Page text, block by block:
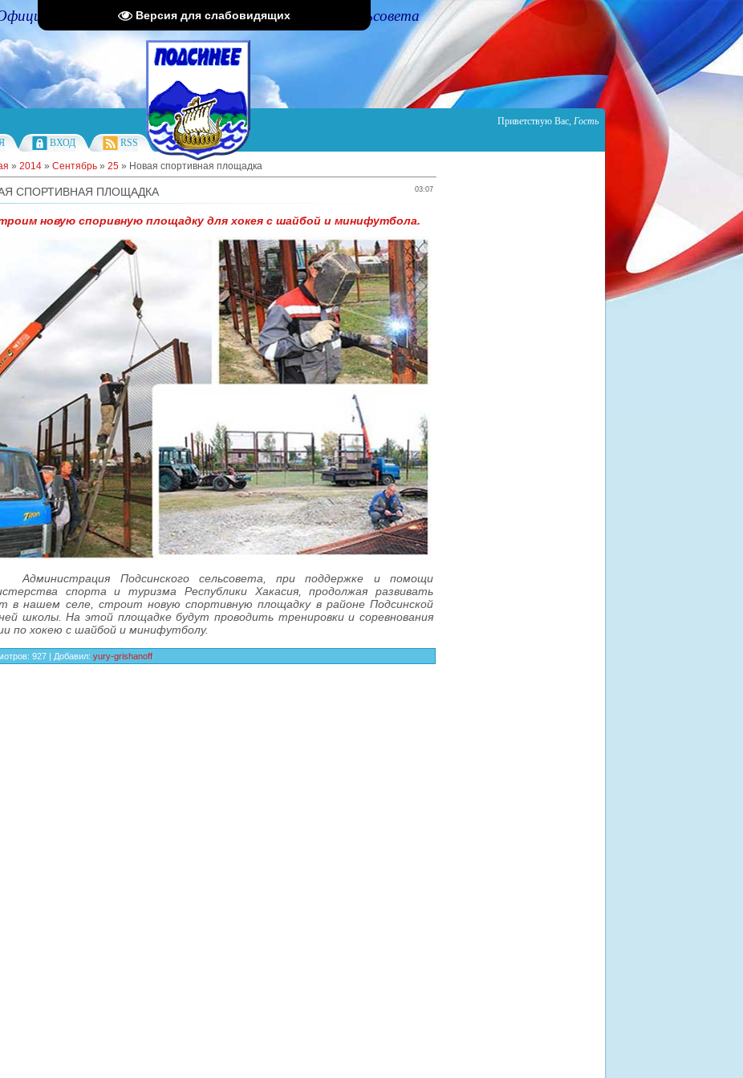
Версия для слабовидящих
портал Администрации Подсинского сельсовета
Приветствую Вас, Гость
ВХОД RSS
» 2014 » Сентябрь » 25 » Новая спортивная площадка
03:07
СПОРТИВНАЯ ПЛОЩАДКА
новую споривную площадку для хокея с шайбой и минифутбола.
Подсинского сельсовета, при поддержке и помощи
спорта и туризма Республики Хакасия, продолжая развивать
в нашем селе, строит новую спортивную площадку в районе Подсинской
школы. На этой площадке будут проводить тренировки и соревнования
по хокею с шайбой и минифутболу.
: 927 | Добавил: yury-grishanoff